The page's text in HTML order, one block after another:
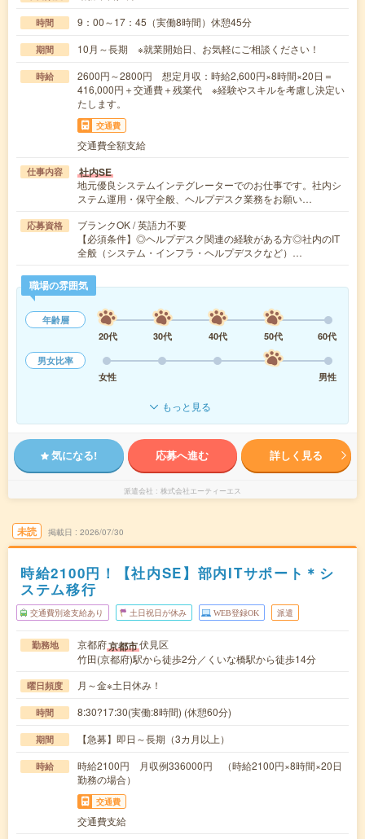
時間 9：00～17：45（実働8時間）休憩45分
期間 10月～長期 ※就業開始日、お気軽にご相談ください！
時給
2600円～2800円 想定月収：時給2,600円×8時間×20日＝
416,000円＋交通費＋残業代 ※経験やスキルを考慮し決定い
たします。
交通費
交通費全額支給
仕事内容 社内SE
地元優良システムインテグレーターでのお仕事です。社内シ
ステム運用・保守全般、ヘルプデスク業務をお願い…
応募資格
ブランクOK / 英語力不要
【必須条件】◎ヘルプデスク関連の経験がある方◎社内のIT
全般（システム・インフラ・ヘルプデスクなど）…
職場の雰囲気
年齢層
20代
30代 40代 50代
60代
男女比率
女性
男性
もっと見る
気になる! 応募へ進む 詳しく見る
派遣会社 株式会社エーティーエス
未読 掲載日 2026/07/30
時給2100円！【社内SE】部内ITサポート＊シ
ステム移行
交通費別途支給あり 土日祝日が休み WEB登録OK 派遣
勤務地 京都府京都市伏見区
竹田(京都府)駅から徒歩2分／くいな橋駅から徒歩14分
曜日頻度 月～金※土日休み！
時間 8:30?17:30(実働:8時間) (休憩60分)
期間 【急募】即日～長期（3カ月以上）
時給
時給2100円 月収例336000円 （時給2100円×8時間×20日
勤務の場合）
交通費
交通費支給